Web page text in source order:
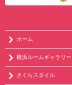
ホーム
横浜ルームギャラリー
さくらスタイル